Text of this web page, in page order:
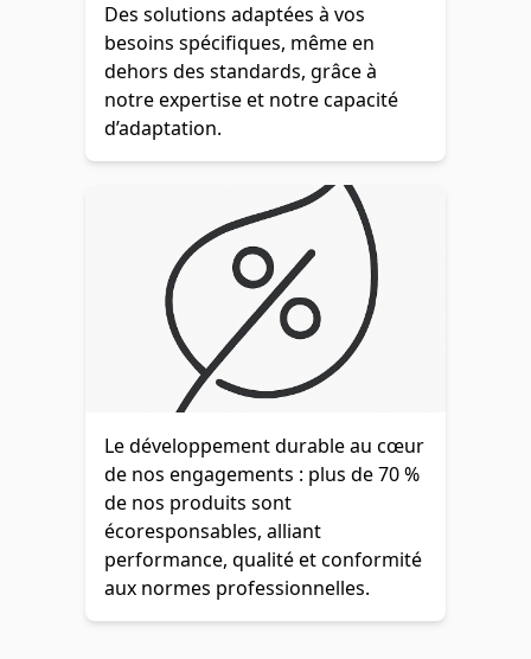
Des solutions adaptées à vos
besoins spécifiques, même en
dehors des standards, grâce à
notre expertise et notre capacité
d’adaptation.
Le développement durable au cœur
de nos engagements : plus de 70 %
de nos produits sont
écoresponsables, alliant
performance, qualité et conformité
aux normes professionnelles.